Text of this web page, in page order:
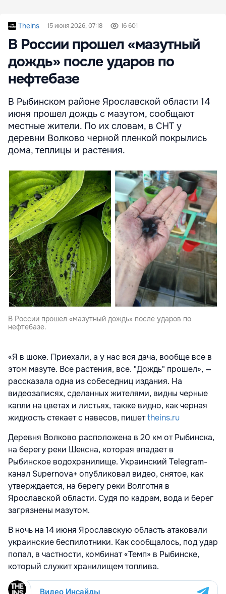
Theins 15 июня 2026, 07:18 16 601
В России прошел «мазутный
дождь» после ударов по
нефтебазе
В Рыбинском районе Ярославской области 14
июня прошел дождь с мазутом, сообщают
местные жители. По их словам, в СНТ у
деревни Волково черной пленкой покрылись
дома, теплицы и растения.
В России прошел «мазутный дождь» после ударов по
нефтебазе.
«Я в шоке. Приехали, а у нас вся дача, вообще все в
этом мазуте. Все растения, все. "Дождь" прошел», —
рассказала одна из собеседниц издания. На
видеозаписях, сделанных жителями, видны черные
капли на цветах и листьях, также видно, как черная
жидкость стекает с навесов, пишетtheins.ru
Деревня Волково расположена в 20 км от Рыбинска,
на берегу реки Шексна, которая впадает в
Рыбинское водохранилище. Украинский Telegram-
канал Supernova+ опубликовал видео, снятое, как
утверждается, на берегу реки Волготня в
Ярославской области. Судя по кадрам, вода и берег
загрязнены мазутом.
В ночь на 14 июня Ярославскую область атаковали
украинские беспилотники. Как сообщалось, под удар
попал, в частности, комбинат «Темп» в Рыбинске,
который служит хранилищем топлива.